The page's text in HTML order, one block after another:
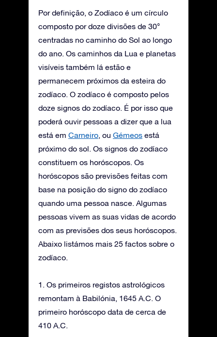
Por definição, o Zodíaco é um círculo
composto por doze divisões de 30°
centradas no caminho do Sol ao longo
do ano. Os caminhos da Lua e planetas
visíveis também lá estão e
permanecem próximos da esteira do
zodíaco. O zodíaco é composto pelos
doze signos do zodíaco. É por isso que
poderá ouvir pessoas a dizer que a lua
está em Carneiro, ou Gémeos está
próximo do sol. Os signos do zodíaco
constituem os horóscopos. Os
horóscopos são previsões feitas com
base na posição do signo do zodíaco
quando uma pessoa nasce. Algumas
pessoas vivem as suas vidas de acordo
com as previsões dos seus horóscopos.
Abaixo listámos mais 25 factos sobre o
zodíaco.
1. Os primeiros registos astrológicos
remontam à Babilónia, 1645 A.C. O
primeiro horóscopo data de cerca de
410 A.C.